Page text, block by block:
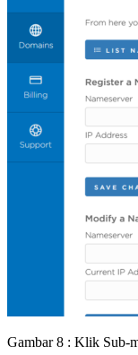
Gambar 8 : Klik Sub-